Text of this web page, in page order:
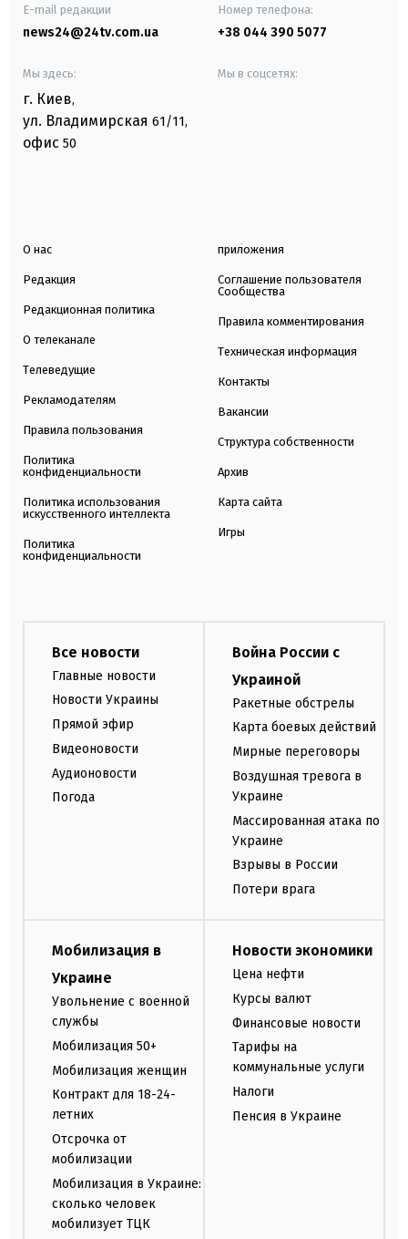
E-mail редакции
news24@24tv.com.ua
Номер телефона:
+38 044 390 5077
Мы здесь:
г. Киев,
ул. Владимирская 61/11,
офис 50
Мы в соцсетях:
О нас
Редакция
Редакционная политика
О телеканале
Телеведущие
Рекламодателям
Правила пользования
Политика
конфиденциальности
Политика использования
искусственного интеллекта
Политика
конфиденциальности
приложения
Соглашение пользователя
Сообщества
Правила комментирования
Техническая информация
Контакты
Вакансии
Структура собственности
Архив
Карта сайта
Игры
Все новости
Главные новости
Новости Украины
Прямой эфир
Видеоновости
Аудионовости
Погода
Война России с
Украиной
Ракетные обстрелы
Карта боевых действий
Мирные переговоры
Воздушная тревога в
Украине
Массированная атака по
Украине
Взрывы в России
Потери врага
Мобилизация в
Украине
Увольнение с военной
службы
Мобилизация 50+
Мобилизация женщин
Контракт для 18-24-
летних
Отсрочка от
мобилизации
Мобилизация в Украине:
сколько человек
мобилизует ТЦК
Новости экономики
Цена нефти
Курсы валют
Финансовые новости
Тарифы на
коммунальные услуги
Налоги
Пенсия в Украине